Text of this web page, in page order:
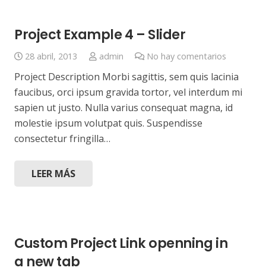
Project Example 4 – Slider
28 abril, 2013 admin No hay comentarios
Project Description Morbi sagittis, sem quis lacinia
faucibus, orci ipsum gravida tortor, vel interdum mi
sapien ut justo. Nulla varius consequat magna, id
molestie ipsum volutpat quis. Suspendisse
consectetur fringilla…
LEER MÁS
Custom Project Link openning in
a new tab